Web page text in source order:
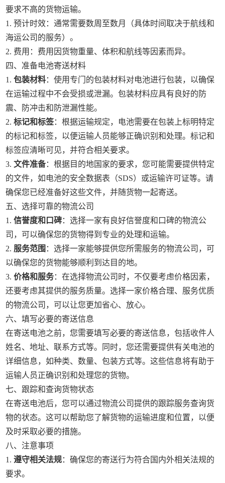
要求不高的货物运输。
1. 预计时效：通常需要数周至数月（具体时间取决于航线和
海运公司的服务）。
2. 费用：费用因货物重量、体积和航线等因素而异。
四、准备电池寄送材料
1.包装材料：使用专门的包装材料对电池进行包装，以确保
在运输过程中不会受损或泄漏。包装材料应具有良好的防
震、防冲击和防泄漏性能。
2.标记和标签：根据运输规定，电池需要在包装上标明特定
的标记和标签，以便运输人员能够正确识别和处理。标记和
标签应清晰可见，并符合相关要求。
3.文件准备：根据目的地国家的要求，您可能需要提供特定
的文件，如电池的安全数据表（SDS）或运输许可证等。请
确保您已经准备好这些文件，并随货物一起寄送。
五、选择可靠的物流公司
1.信誉度和口碑：选择一家有良好信誉度和口碑的物流公
司，可以确保您的货物得到专业的处理和运输。
2. 服务范围 ：选择一家能够提供您所需服务的物流公司，可
以确保您的货物能够顺利到达目的地。
3.价格和服务：在选择物流公司时，不仅要考虑价格因素，
还要考虑其提供的服务质量。选择一家价格合理、服务优质
的物流公司，可以让您更加省心、放心。
六、填写必要的寄送信息
在寄送电池之前，您需要填写必要的寄送信息，包括收件人
姓名、地址、联系方式等。同时，您还需要提供有关电池的
详细信息，如种类、数量、包装方式等。这些信息将有助于
运输人员正确识别和处理您的货物。
七、跟踪和查询货物状态
在寄送电池后，您可以通过物流公司提供的跟踪服务查询货
物的状态。这可以帮助您了解货物的运输进度和位置，以便
及时采取必要的措施。
八、注意事项
1.遵守相关法规：确保您的寄送行为符合国内外相关法规的
要求。